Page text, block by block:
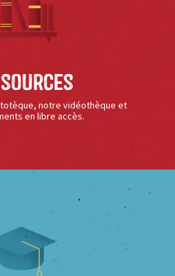
notre vidéothèque et
en libre accès.